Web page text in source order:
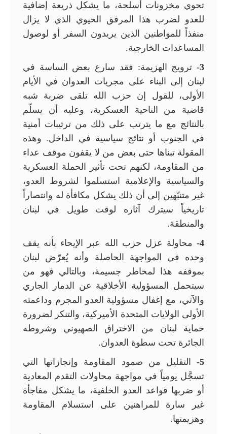
تحوي مخزونات أسلحة، ما يشكل ذريعة إضافية
للعدو لضرب هذا المرفق الحيوي الذي لا يزال
منفذاً للمواطنين الذين يريدون السفر أو لوصول
المساعدات الخارجية.
3-
ترويج الهزيمة: فقد سارع بعض الساسة في
لبنان إلى البناء على مجريات العدوان في الأيام
الأولى، للقول إن حزب الله تلقى ضربة شبه
قاضية من الناحية العسكرية، وعليه أن يسلّم
بالنتائج مع ما يترتب على ذلك من ترتيبات أمنية
في الجنوب أو نتائج سياسية في الداخل. وهذه
المقولة تبناها حتى بعض من لا يقفون موقف عداء
من المقاومة، لكنهم تحت تأثير الحملة العسكرية
والسياسية والإعلامية استسلموا لشروط العدو،
غير متنبّهين إلى أن ذلك يشكل مكافأة له وانتصاراً
تاريخياً سيترك آثاره لوقت طويل في لبنان
والمنطقة.
4-
محاولة عزل حزب الله عبر الإيحاء بأنه يقف
وحده في المواجهة الحاصلة وأنه يُعرّض لبنان
بموقفه هذا لمخاطر جسيمة، وبالتالي فهو من
سيتحمل المسؤولية الأخلاقية عن الدمار الجاري
والآتي، مع إغفال مسؤولية العدو المجرم وداعمته
الأولى الولايات المتحدة الأميركية، والتنكر لضرورة
حماية لبنان من الاختراق الصهيوني وشروطه
الجائرة تحت سطوة العدوان.
5-
التقليل من صمود المقاومة وإنجازاتها التي
تسجَّل يومياً في مواجهة محاولات التقدم المعادية
أو ضربها قواعد العدو الخلفية، ما يشكل مفاجأة
غير سارة للمراهنين على استسلام المقاومة
وهزيمتها.